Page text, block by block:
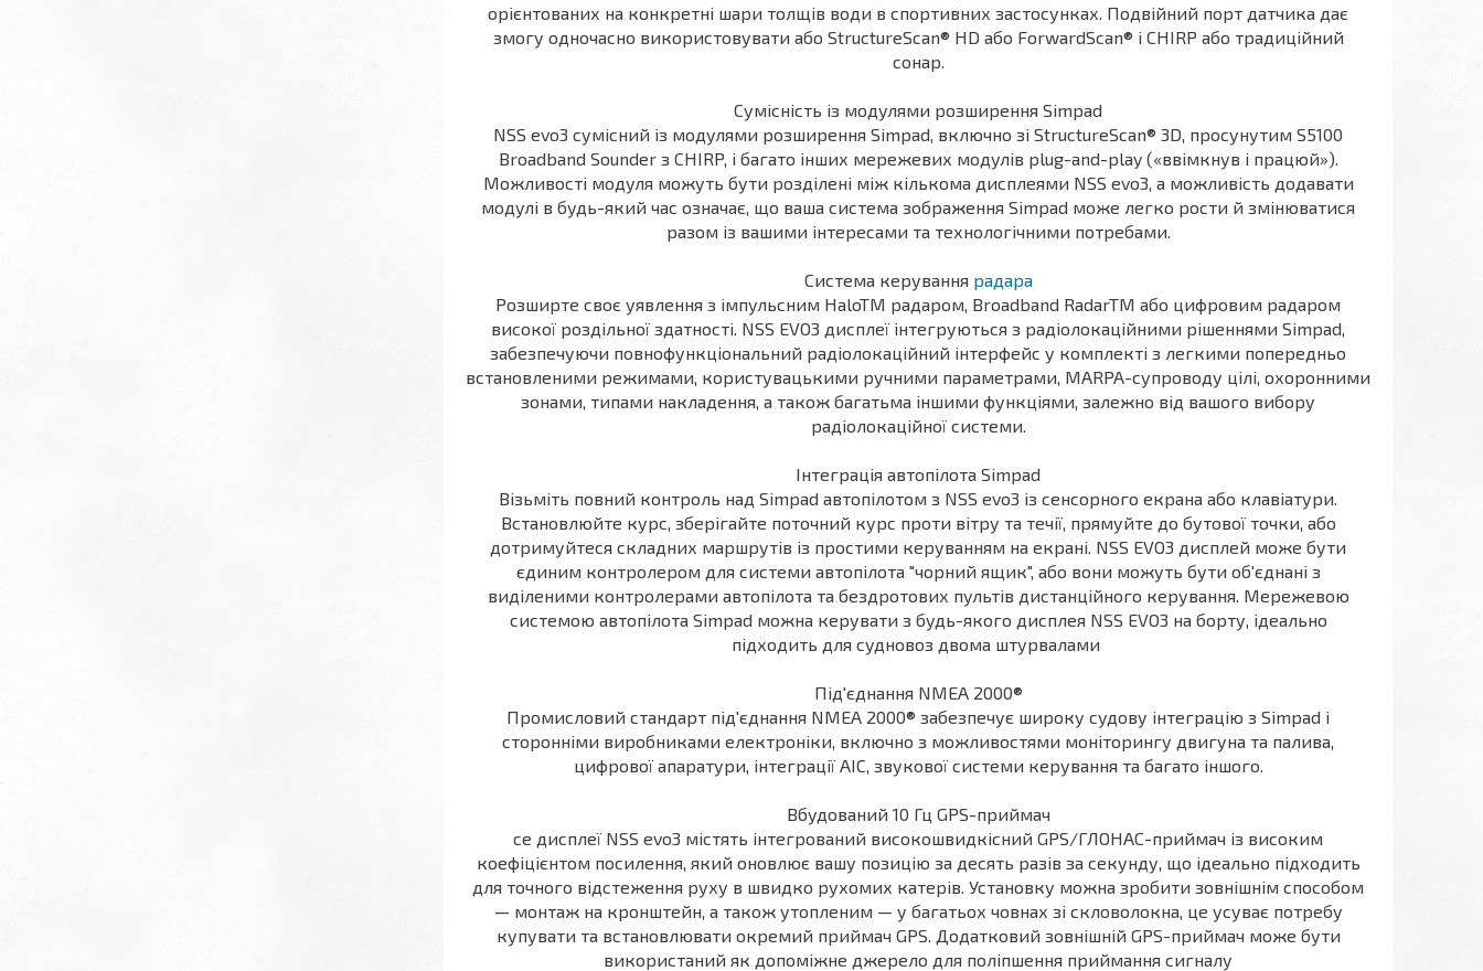
орієнтованих на конкретні шари толщів води в спортивних застосунках. Подвійний порт датчика дає
змогу одночасно використовувати або StructureScan® HD або ForwardScan® і CHIRP або традиційний
сонар.
Сумісність із модулями розширення Simpad
NSS evo3 сумісний із модулями розширення Simpad, включно зі StructureScan® 3D, просунутим S5100
Broadband Sounder з CHIRP, і багато інших мережевих модулів plug-and-play («ввімкнув і працюй»).
Можливості модуля можуть бути розділені між кількома дисплеями NSS evo3, а можливість додавати
модулі в будь-який час означає, що ваша система зображення Simpad може легко рости й змінюватися
разом із вашими інтересами та технологічними потребами.
Система керування радара
Розширте своє уявлення з імпульсним HaloTM радаром, Broadband RadarTM або цифровим радаром
високої роздільної здатності. NSS EVO3 дисплеї інтегруються з радіолокаційними рішеннями Simpad,
забезпечуючи повнофункціональний радіолокаційний інтерфейс у комплекті з легкими попередньо
встановленими режимами, користувацькими ручними параметрами, MARPA-супроводу цілі, охоронними
зонами, типами накладення, а також багатьма іншими функціями, залежно від вашого вибору
радіолокаційної системи.
Інтеграція автопілота Simpad
Візьміть повний контроль над Simpad автопілотом з NSS evo3 із сенсорного екрана або клавіатури.
Встановлюйте курс, зберігайте поточний курс проти вітру та течії, прямуйте до бутової точки, або
дотримуйтеся складних маршрутів із простими керуванням на екрані. NSS EVO3 дисплей може бути
єдиним контролером для системи автопілота "чорний ящик", або вони можуть бути об'єднані з
виділеними контролерами автопілота та бездротових пультів дистанційного керування. Мережевою
системою автопілота Simpad можна керувати з будь-якого дисплея NSS EVO3 на борту, ідеально
підходить для судновоз двома штурвалами
Під'єднання NMEA 2000®
Промисловий стандарт під'єднання NMEA 2000® забезпечує широку судову інтеграцію з Simpad і
сторонніми виробниками електроніки, включно з можливостями моніторингу двигуна та палива,
цифрової апаратури, інтеграції АІС, звукової системи керування та багато іншого.
Вбудований 10 Гц GPS-приймач
се дисплеї NSS evo3 містять інтегрований високошвидкісний GPS/ГЛОНАС-приймач із високим
коефіцієнтом посилення, який оновлює вашу позицію за десять разів за секунду, що ідеально підходить
для точного відстеження руху в швидко рухомих катерів. Установку можна зробити зовнішнім способом
— монтаж на кронштейн, а також утопленим — у багатьох човнах зі скловолокна, це усуває потребу
купувати та встановлювати окремий приймач GPS. Додатковий зовнішній GPS-приймач може бути
використаний як допоміжне джерело для поліпшення приймання сигналу